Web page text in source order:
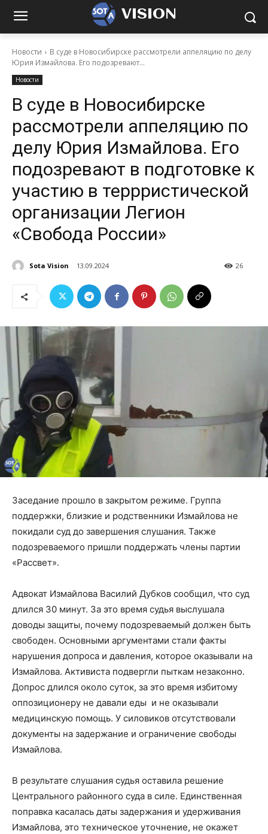
VISION
Новости
В суде в Новосибирске рассмотрели аппеляцию по делу
Юрия Измайлова. Его подозревают...
Новости
В суде в Новосибирске
рассмотрели аппеляцию по
делу Юрия Измайлова. Его
подозревают в подготовке к
участию в террристической
организации Легион
«Свобода России»
Sota Vision 13.09.2024 26
Заседание прошло в закрытом режиме. Группа
поддержки, близкие и родственники Измайлова не
покидали суд до завершения слушания. Также
подозреваемого пришли поддержать члены партии
«Рассвет».
Адвокат Измайлова Василий Дубков сообщил, что суд
длился 30 минут. За это время судья выслушала
доводы защиты, почему подозреваемый должен быть
свободен. Основными аргументами стали факты
нарушения допроса и давления, которое оказывали на
Измайлова. Активиста подвергли пыткам незаконно.
Допрос длился около суток, за это время избитому
оппозиционеру не давали еды и не оказывали
медицинскую помощь. У силовиков отсутствовали
документы на задержание и ограничение свободы
Измайлова.
В результате слушания судья оставила решение
Центрального районного суда в силе. Единственная
поправка касалась даты задержания и удерживания
Измайлова, это техническое уточнение, не окажет